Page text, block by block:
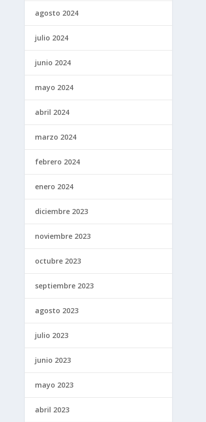
agosto 2024
julio 2024
junio 2024
mayo 2024
abril 2024
marzo 2024
febrero 2024
enero 2024
diciembre 2023
noviembre 2023
octubre 2023
septiembre 2023
agosto 2023
julio 2023
junio 2023
mayo 2023
abril 2023